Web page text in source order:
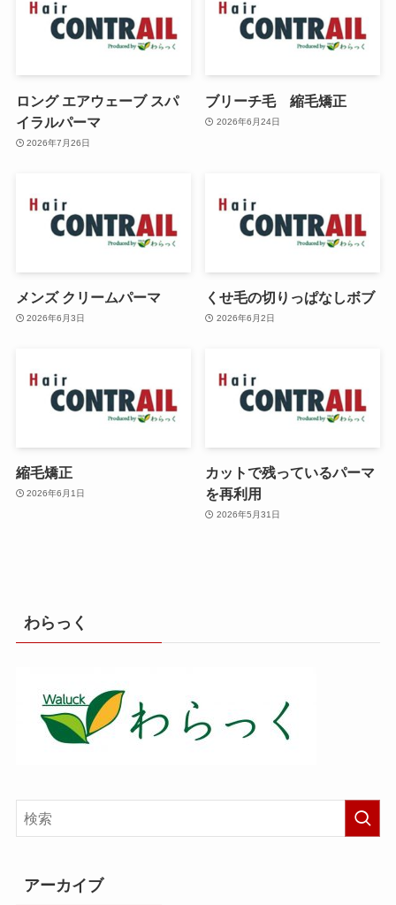
ロング エアウェーブ スパ
イラルパーマ
2026年7月26日
ブリーチ毛 縮毛矯正
2026年6月24日
メンズ クリームパーマ
2026年6月3日
くせ毛の切りっぱなしボブ
2026年6月2日
縮毛矯正
2026年6月1日
カットで残っているパーマ
を再利用
2026年5月31日
わらっく
アーカイブ